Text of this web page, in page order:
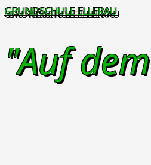
GRUNDSCHULE ELLERAU
"Auf